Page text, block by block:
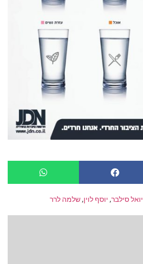
יואל סילבר, יוסף לוין,שלמה לרר